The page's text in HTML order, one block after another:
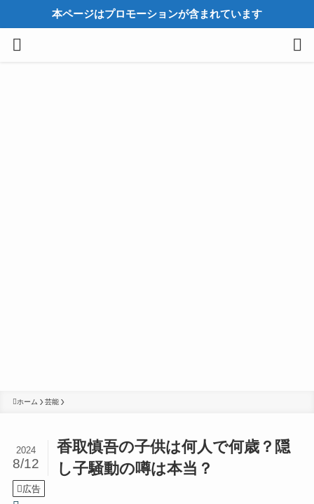
本ページはプロモーションが含まれています
ホーム 芸能
香取慎吾の子供は何人で何歳？隠
し子騒動の噂は本当？
2024
8/12
広告